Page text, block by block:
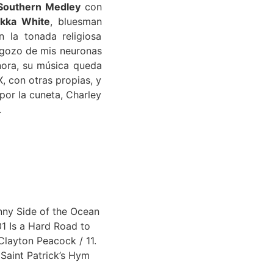
Medleycon
White, bluesman
la tonada religiosa
de mis neuronas
su música queda
con otras propias, y
la cuneta, Charley
Side of the Ocean
Is a Hard Road to
Peacock / 11.
Patrick’s Hym